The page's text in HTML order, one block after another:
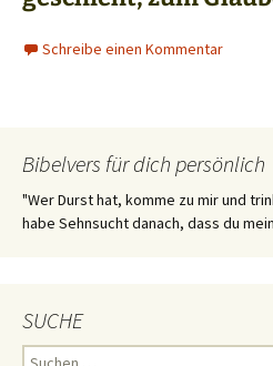
Schreibe einen Kommentar
Bibelvers für dich persönlich
"Wer Durst hat, komme zu mir und
habe Sehnsucht danach, dass du
SUCHE
Suchen